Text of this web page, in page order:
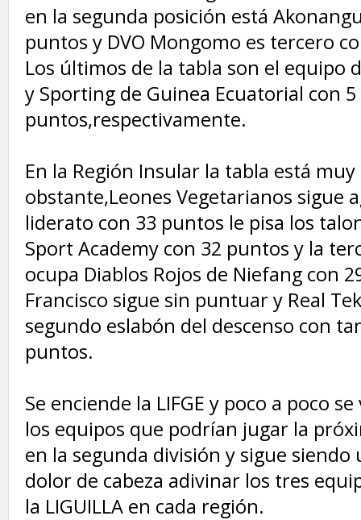
en la segunda posición está
puntos y DVO Mongomo es tercero
Los últimos de la tabla son el equipo
y Sporting de Guinea Ecuatorial con 5
puntos,respectivamente.
‎En la Región Insular la tabla está
obstante,Leones Vegetarianos sigue
liderato con 33 puntos le pisa los
Sport Academy con 32 puntos y la
ocupa Diablos Rojos de Niefang con
Francisco sigue sin puntuar y Real
segundo eslabón del descenso con
puntos.
‎Se enciende la LIFGE y poco a poco
los equipos que podrían jugar la
en la segunda división y sigue
dolor de cabeza adivinar los tres
la LIGUILLA en cada región.